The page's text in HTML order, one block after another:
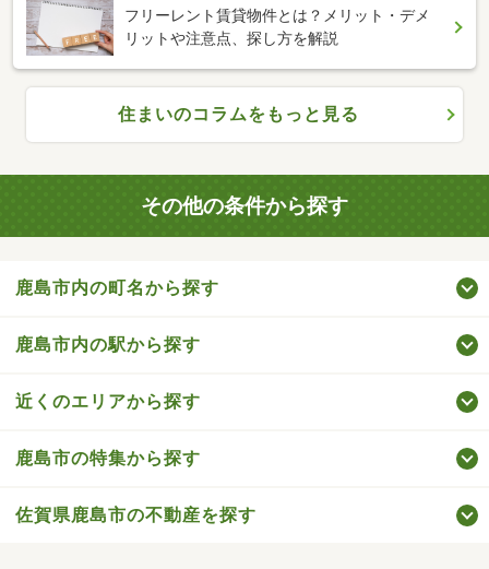
フリーレント賃貸物件とは？メリット・デメ
リットや注意点、探し方を解説
住まいのコラムをもっと見る
その他の条件から探す
鹿島市内の町名から探す
鹿島市内の駅から探す
近くのエリアから探す
鹿島市の特集から探す
佐賀県鹿島市の不動産を探す